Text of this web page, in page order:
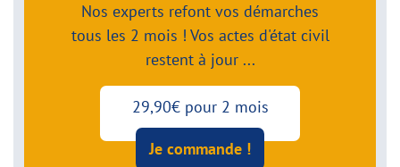
Nos experts refont vos démarches
tous les 2 mois ! Vos actes d'état civil
restent à jour ...
29,90€ pour 2 mois
Je commande !